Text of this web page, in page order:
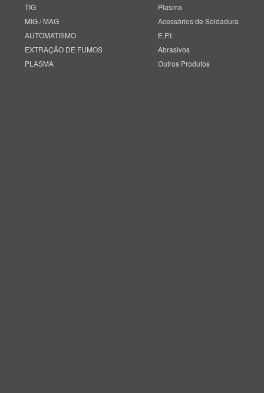
TIG
MIG / MAG
AUTOMATISMO
EXTRAÇÃO DE FUMOS
PLASMA
Plasma
Acessórios de Soldadura
E.P.I.
Abrasivos
Outros Produtos